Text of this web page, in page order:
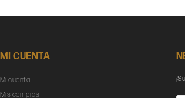
MI CUENTA
Mi cuenta
Mis compras